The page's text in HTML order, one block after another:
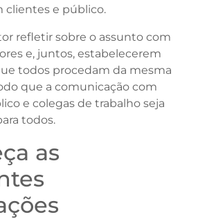
clientes e público.
refletir sobre o assunto com
e, juntos, estabelecerem
todos procedam da mesma
que a comunicação com
e colegas de trabalho seja
todos.
as